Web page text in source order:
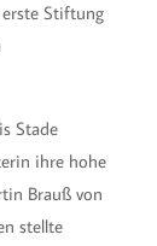
erste Stiftung
Stade
ihre hohe
Brauß von
stellte